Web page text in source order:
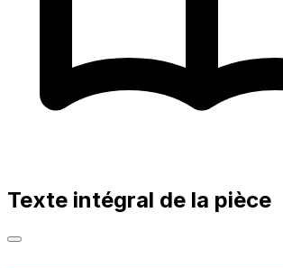
Texte intégral de la pièce